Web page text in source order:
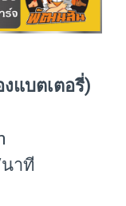
งแบตเตอรี่)
นาที